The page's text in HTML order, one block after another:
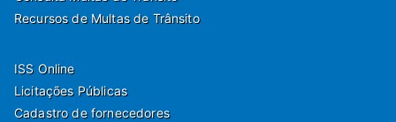
Recursos de Multas de Trânsito
ISS Online
Licitações Públicas
Cadastro de fornecedores